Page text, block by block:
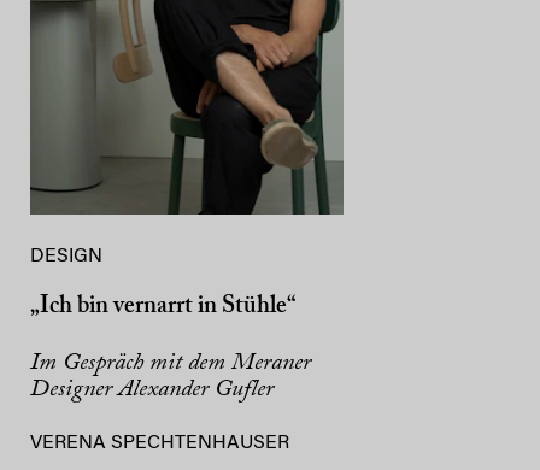
DESIGN
„Ich bin vernarrt in Stühle“
Im Gespräch mit dem Meraner
Designer Alexander Gufler
VERENA SPECHTENHAUSER